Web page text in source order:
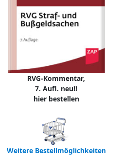
RVG-Kommentar,
7. Aufl. neu!!
hier bestellen
Weitere Bestellmöglichkeiten